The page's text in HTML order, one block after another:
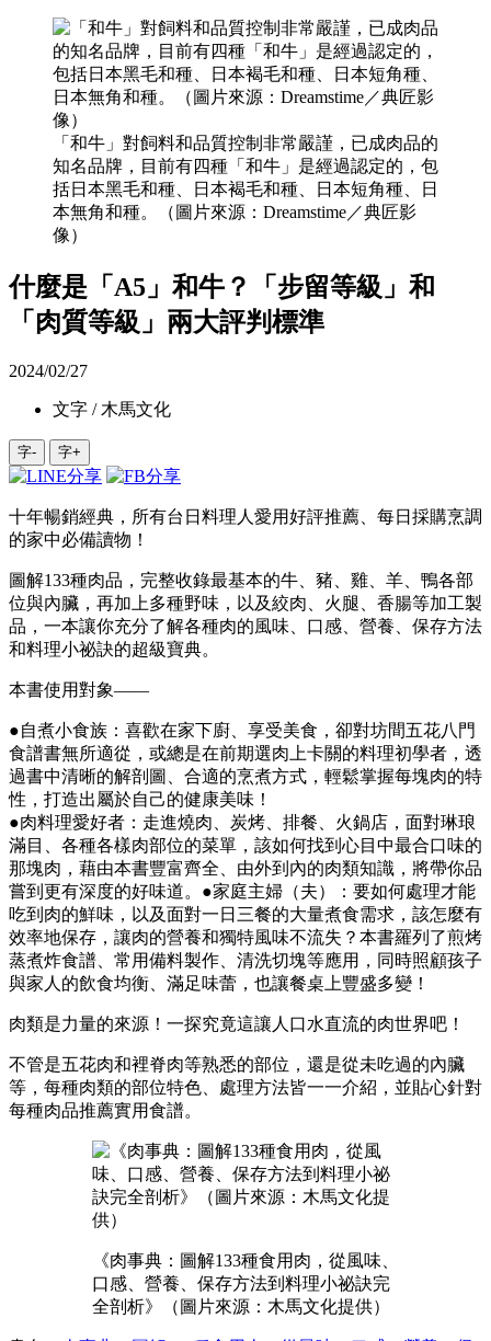
「和牛」對飼料和品質控制非常嚴謹，已成肉品的
知名品牌，目前有四種「和牛」是經過認定的，包
括日本黑毛和種、日本褐毛和種、日本短角種、日
本無角和種。（圖片來源：Dreamstime／典匠影
像）
什麼是「A5」和牛？「步留等級」和
「肉質等級」兩大評判標準
2024/02/27
文字 / 木馬文化
字- 字+
十年暢銷經典，所有台日料理人愛用好評推薦、每日採購烹調
的家中必備讀物！
圖解133種肉品，完整收錄最基本的牛、豬、雞、羊、鴨各部
位與內臟，再加上多種野味，以及絞肉、火腿、香腸等加工製
品，一本讓你充分了解各種肉的風味、口感、營養、保存方法
和料理小祕訣的超級寶典。
本書使用對象——
●自煮小食族：喜歡在家下廚、享受美食，卻對坊間五花八門
食譜書無所適從，或總是在前期選肉上卡關的料理初學者，透
過書中清晰的解剖圖、合適的烹煮方式，輕鬆掌握每塊肉的特
性，打造出屬於自己的健康美味！
●肉料理愛好者：走進燒肉、炭烤、排餐、火鍋店，面對琳琅
滿目、各種各樣肉部位的菜單，該如何找到心目中最合口味的
那塊肉，藉由本書豐富齊全、由外到內的肉類知識，將帶你品
嘗到更有深度的好味道。●家庭主婦（夫）：要如何處理才能
吃到肉的鮮味，以及面對一日三餐的大量煮食需求，該怎麼有
效率地保存，讓肉的營養和獨特風味不流失？本書羅列了煎烤
蒸煮炸食譜、常用備料製作、清洗切塊等應用，同時照顧孩子
與家人的飲食均衡、滿足味蕾，也讓餐桌上豐盛多變！
肉類是力量的來源！一探究竟這讓人口水直流的肉世界吧！
不管是五花肉和裡脊肉等熟悉的部位，還是從未吃過的內臟
等，每種肉類的部位特色、處理方法皆一一介紹，並貼心針對
每種肉品推薦實用食譜。
《肉事典：圖解133種食用肉，從風味、
口感、營養、保存方法到料理小祕訣完
全剖析》（圖片來源：木馬文化提供）